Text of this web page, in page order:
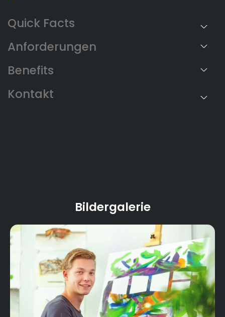
Anforderungen
Benefits
Bildergalerie